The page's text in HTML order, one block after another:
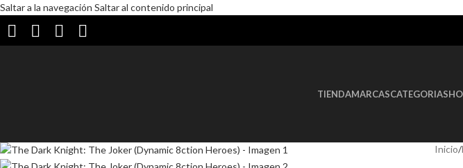
Saltar a la navegación Saltar al contenido principal
TIENDAMARCASCATEGORIAS
Inicio/